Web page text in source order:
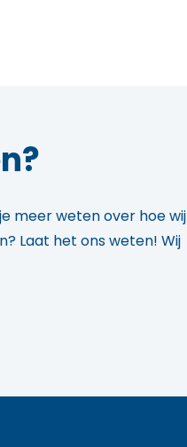
meer weten over hoe wij
Laat het ons weten! Wij